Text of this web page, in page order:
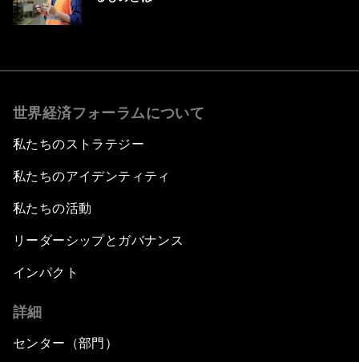
世界経済フォーラムについて
私たちのストラテジー
私たちのアイデンティティ
私たちの活動
リーダーシップとガバナンス
インパクト
詳細
センター（部門）